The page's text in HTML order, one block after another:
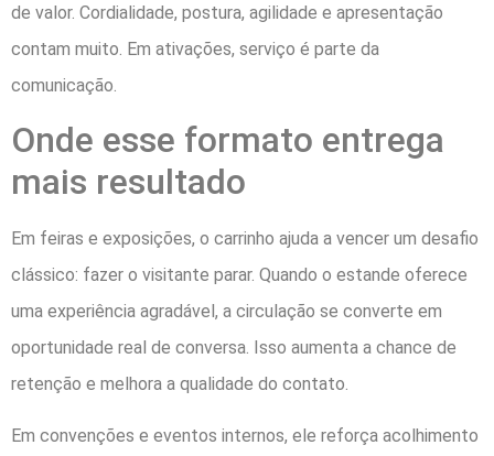
de valor. Cordialidade, postura, agilidade e apresentação
contam muito. Em ativações, serviço é parte da
comunicação.
Onde esse formato entrega
mais resultado
Em feiras e exposições, o carrinho ajuda a vencer um desafio
clássico: fazer o visitante parar. Quando o estande oferece
uma experiência agradável, a circulação se converte em
oportunidade real de conversa. Isso aumenta a chance de
retenção e melhora a qualidade do contato.
Em convenções e eventos internos, ele reforça acolhimento